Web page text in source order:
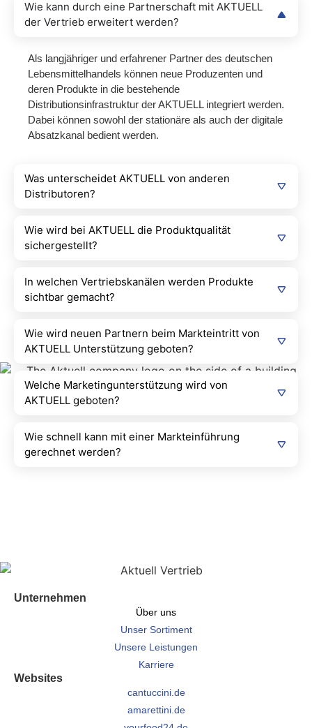
Wie kann durch eine Partnerschaft mit AKTUELL
der Vertrieb erweitert werden?
Als langjähriger und erfahrener Partner des deutschen
Lebensmittelhandels können neue Produzenten und
deren Produkte in die bestehende
Distributionsinfrastruktur der AKTUELL integriert werden.
Dabei können sowohl der stationäre als auch der digitale
Absatzkanal bedient werden.
Was unterscheidet AKTUELL von anderen
Distributoren?
Wie wird bei AKTUELL die Produktqualität
sichergestellt?
In welchen Vertriebskanälen werden Produkte
sichtbar gemacht?
Wie wird neuen Partnern beim Markteintritt von
AKTUELL Unterstützung geboten?
Welche Marketingunterstützung wird von
AKTUELL geboten?
Wie schnell kann mit einer Markteinführung
gerechnet werden?
Unternehmen
Über uns
Unser Sortiment
Unsere Leistungen
Karriere
Websites
cantuccini.de
amarettini.de